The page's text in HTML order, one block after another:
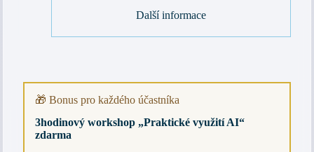
Další informace
🎁 Bonus pro každého účastníka
3hodinový workshop „Praktické využití AI“
zdarma